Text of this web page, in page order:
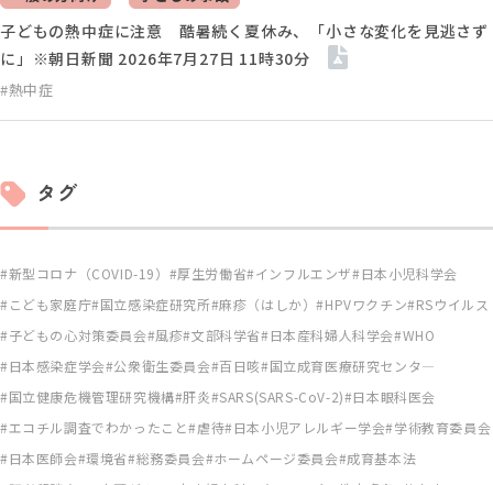
#熱中症
子どもの熱中症に注意 酷暑続く夏休み、「小さな変化を見逃さず
に」※朝日新聞 2026年7月27日 11時30分
タグ
新型コロナ（COVID-19） 厚生労働省 インフルエンザ 日本小児科学会
こども家庭庁 国立感染症研究所 麻疹（はしか） HPVワクチン RSウイルス
子どもの心対策委員会 風疹 文部科学省 日本産科婦人科学会 WHO
日本感染症学会 公衆衛生委員会 百日咳 国立成育医療研究センタ―
国立健康危機管理研究機構 肝炎 SARS(SARS-CoV-2)
日本眼科医会
エコチル調査でわかったこと 虐待 日本小児アレルギー学会 学術教育委員会
日本医師会 環境省 総務委員会 ホームページ委員会 成育基本法